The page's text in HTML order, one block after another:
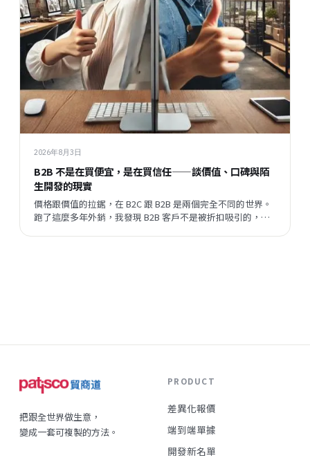
2026年8月3日
B2B 不是在買便宜，是在買信任——談價值、口碑與陌
生開發的現實
價格跟價值的拉鋸，在 B2C 跟 B2B 是兩個完全不同的世界。
跑了這麼多年外銷，我發現 B2B 客戶不是被折扣吸引的，他
把跟全世界做生意，
變成一套可複製的方法。
PRODUCT
差異化報價
端到端單據
開發新名單